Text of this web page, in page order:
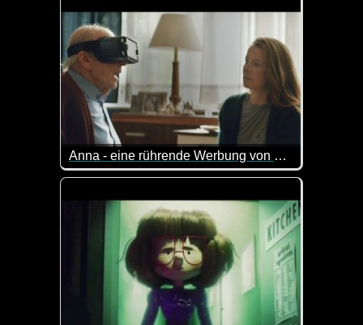
Anna - eine rührende Werbung von SATURN
Was er sieht, verändert seine Welt. Und damit